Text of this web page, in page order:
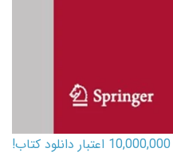
کارت اعتباری کتاب دانلود با 10,000,000 اعتبار دانلود کتاب!